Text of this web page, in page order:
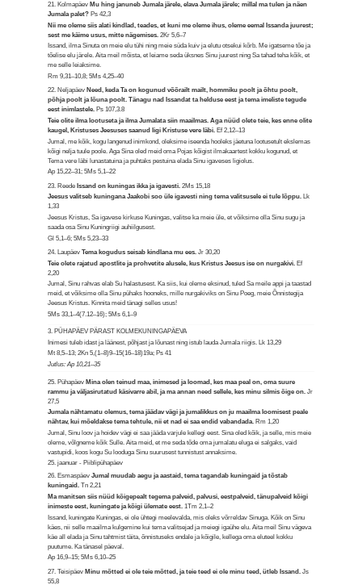
21. Kolmapäev Mu hing januneb Jumala järele, elava Jumala järele; millal ma tulen ja näen
Jumala palet? Ps 42,3
Nii me oleme siis alati kindlad, teades, et kuni me oleme ihus, oleme eemal Issanda juurest;
sest me käime usus, mitte nägemises.2Kr 5,6–7
Issand, ilma Sinuta on meie elu tühi ning meie süda kuiv ja elutu otsekui kõrb. Me igatseme tõe ja
tõelise elu järele. Aita meil mõista, et leiame seda üksnes Sinu juurest ning Sa tahad teha kõik, et
me selle leiaksime.
Rm 9,31–10,8; 5Ms 4,25–40
22. Neljapäev Need, keda Ta on kogunud võõrailt mailt, hommiku poolt ja õhtu poolt,
põhja poolt ja lõuna poolt. Tänagu nad Issandat ta helduse eest ja tema imeliste tegude
eest inimlastele. Ps 107,3.8
Teie olite ilma lootuseta ja ilma Jumalata siin maailmas. Aga nüüd olete teie, kes enne olite
kaugel, Kristuses Jeesuses saanud ligi Kristuse vere läbi. Ef 2,12–13
Jumal, me kõik, kogu langenud inimkond, oleksime iseenda hooleks jäetuna lootusetult ekslemas
kõigi nelja tuule poole. Aga Sina oled meid oma Pojas kõigist ilmakaartest kokku kogunud, et
Tema vere läbi lunastatuina ja puhtaks pestuina elada Sinu igaveses ligiolus.
Ap 15,22–31; 5Ms 5,1–22
23. Reede Issand on kuningas ikka ja igavesti.2Ms 15,18
Jeesus valitseb kuningana Jaakobi soo üle igavesti ning tema valitsusele ei tule lõppu. Lk
1,33
Jeesus Kristus, Sa igavese kirkuse Kuningas, valitse ka meie üle, et võiksime olla Sinu sugu ja
saada osa Sinu Kuningriigi auhiilgusest.
Gl 5,1–6; 5Ms 5,23–33
24. LaupäevTema kogudus seisab kindlana mu ees.Jr 30,20
Teie olete rajatud apostlite ja prohvetite alusele, kus Kristus Jeesus ise on nurgakivi. Ef
2,20
Jumal, Sinu rahvas elab Su halastusest. Ka siis, kui oleme eksinud, tuled Sa meile appi ja taastad
meid, et võiksime olla Sinu pühaks hooneks, mille nurgakiviks on Sinu Poeg, meie Õnnistegija
Jeesus Kristus. Kinnita meid tänagi selles usus!
5Ms 33,1–4(7.12–16); 5Ms 6,1–9
3. PÜHAPÄEV PÄRAST KOLMEKUNINGAPÄEVA
Inimesi tuleb idast ja läänest, põhjast ja lõunast ning istub lauda Jumala riigis.Lk 13,29
Mt 8,5–13; 2Kn 5,(1–8)9–15(16–18)19a; Ps 41
Jutlus: Ap 10,21–35
25. PühapäevMina olen teinud maa, inimesed ja loomad, kes maa peal on, oma suure
rammu ja väljasirutatud käsivarre abil, ja ma annan need sellele, kes minu silmis õige on.Jr
27,5
Jumala nähtamatu olemus, tema jäädav vägi ja jumalikkus on ju maailma loomisest peale
nähtav, kui mõeldakse tema tehtule, nii et nad ei saa endid vabandada. Rm 1,20
Jumal, Sinu loov ja hoidev vägi ei saa jääda varjule kellegi eest. Sina oled kõik, ja selle, mis meie
oleme, võlgneme kõik Sulle. Aita meid, et me seda tõde oma jumalatu eluga ei salgaks, vaid
vastupidi, koos kogu Su looduga Sinu suurusest tunnistust annaksime.
25. jaanuar - Piiblipühapäev
26. EsmaspäevJumal muudab aegu ja aastaid, tema tagandab kuningaid ja tõstab
kuningaid.Tn 2,21
Ma manitsen siis nüüd kõigepealt tegema palveid, palvusi, eestpalveid, tänupalveid kõigi
inimeste eest, kuningate ja kõigi ülemate eest.1Tm 2,1–2
Issand, kuningate Kuningas, ei ole ühtegi meelevalda, mis oleks võrreldav Sinuga. Kõik on Sinu
käes, nii selle maailma kulgemine kui tema valitsejad ja meiegi igaühe elu. Aita meil Sinu vägeva
käe all elada ja Sinu tahtmist täita, õnnistuseks endale ja kõigile, kellega oma eluteel kokku
puutume. Ka tänasel päeval.
Ap 16,9–15; 5Ms 6,10–25
27. Teisipäev Minu mõtted ei ole teie mõtted, ja teie teed ei ole minu teed, ütleb Issand.Js
55,8